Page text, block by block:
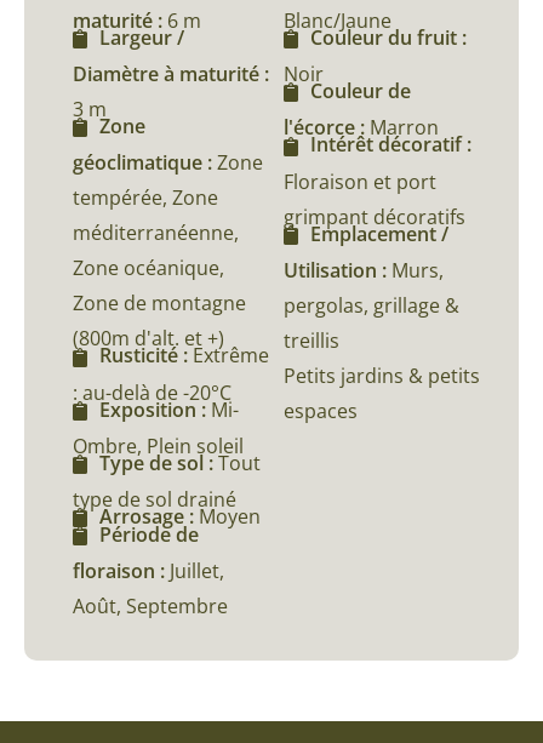
maturité : 6 m
Largeur /
Diamètre à maturité :
3 m
Zone
géoclimatique :Zone
tempérée, Zone
méditerranéenne,
Zone océanique,
Zone de montagne
(800m d'alt. et +)
Rusticité : Extrême
: au-delà de -20°C
Exposition :Mi-
Ombre, Plein soleil
Type de sol :Tout
type de sol drainé
Arrosage : Moyen
Période de
floraison : Juillet,
Août, Septembre
Blanc/Jaune
Couleur du fruit :
Noir
Couleur de
l'écorce : Marron
Intérêt décoratif :
Floraison et port
grimpant décoratifs
Emplacement /
Utilisation : Murs,
pergolas, grillage &
treillis
Petits jardins & petits
espaces